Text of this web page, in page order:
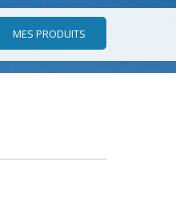
MES PRODUITS